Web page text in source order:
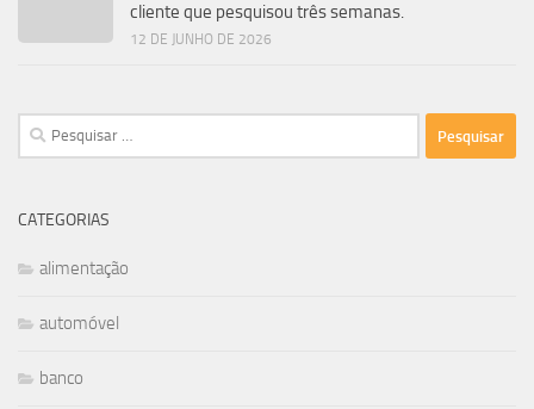
cliente que pesquisou três semanas.
12 DE JUNHO DE 2026
Pesquisar
por:
CATEGORIAS
alimentação
automóvel
banco